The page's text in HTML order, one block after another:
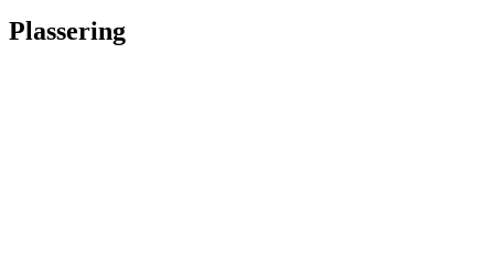
Plassering